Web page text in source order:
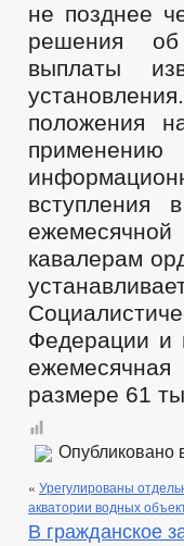
не позднее
решения об
выплаты
положения
применению
вступления
кавалерам
Федерации и
размере 61
Опубликовано
« Урегулированы
акватории водных
В гражданское